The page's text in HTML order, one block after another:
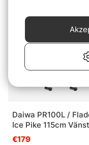
Daiwa PR100L /
Ice Pike 115cm
3-Pack
€179